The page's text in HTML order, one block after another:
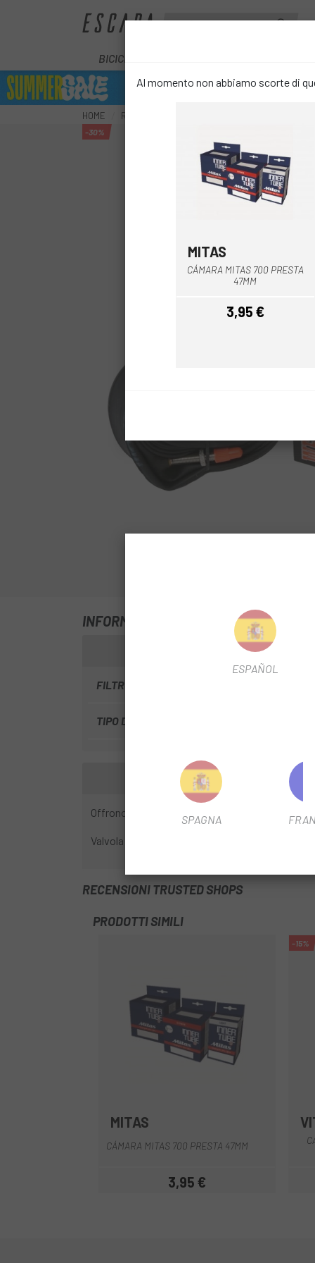
BICICLETTE
HOME RUOTE
-30%
Al momento non abbiamo scorte di
MITAS
CÁMARA MITAS 700 PRESTA
47MM
Prezzo
3,95 €
INFORMAZIONI SU CAMARA MAXXIS
FILTRO STAGIONALE
TIPO DI VALVOLA FILTRANTE
Offrono una protezione antiforatura molto
Valvola con tappo rimovibile.
RECENSIONI TRUSTED SHOPS
PRODOTTI SIMILI
MITAS
CÁMARA MITAS 700 PRESTA 47MM
Prezzo
3,95 €
-15%
ESPAÑOL
SPAGNA